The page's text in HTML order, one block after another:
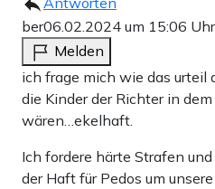
ber06.02.2024 um 15:06 Uhr
Melden
ich frage mich wie das urteil
die Kinder der Richter in
wären…ekelhaft.
Ich fordere härte Strafen
der Haft für Pedos um